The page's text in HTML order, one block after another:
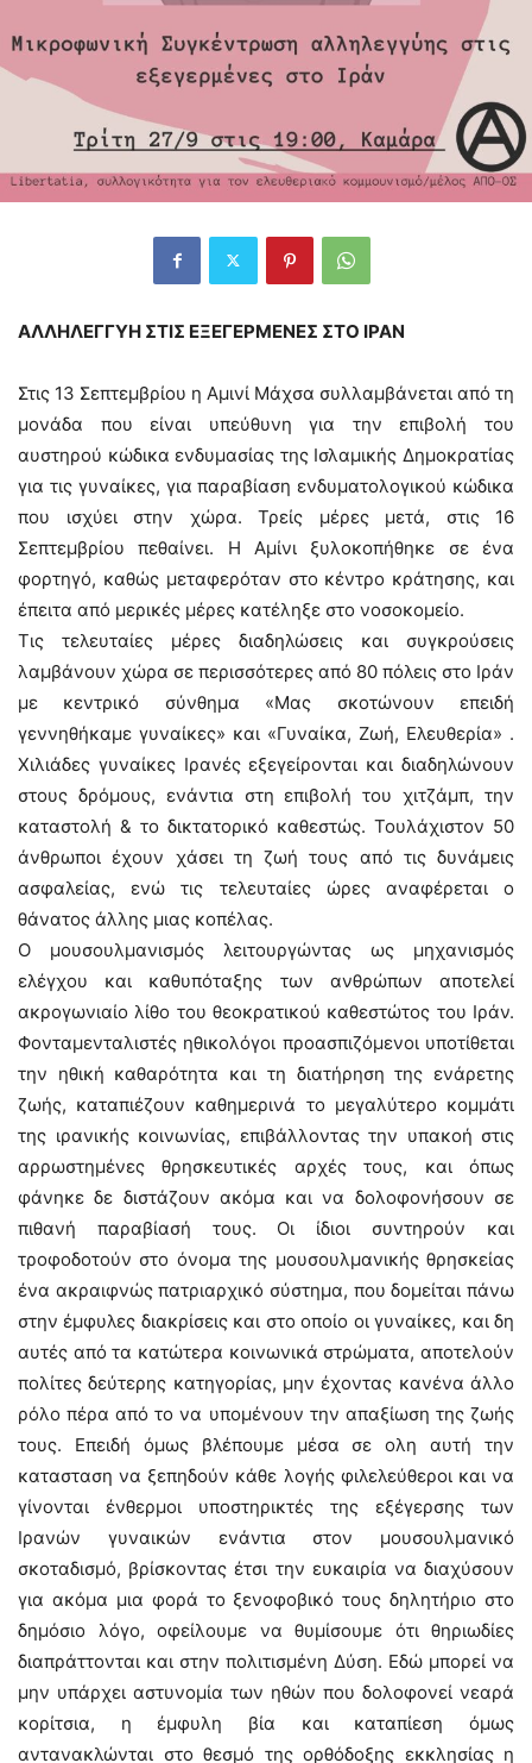
ΑΛΛΗΛΕΓΓΥΗ ΣΤΙΣ ΕΞΕΓΕΡΜΕΝΕΣ ΣΤΟ ΙΡΑΝ
Στις 13 Σεπτεμβρίου η Αμινί Μάχσα συλλαμβάνεται από τη
μονάδα που είναι υπεύθυνη για την επιβολή του
αυστηρού κώδικα ενδυμασίας της Ισλαμικής Δημοκρατίας
για τις γυναίκες, για παραβίαση ενδυματολογικού κώδικα
που ισχύει στην χώρα. Τρείς μέρες μετά, στις 16
Σεπτεμβρίου πεθαίνει. Η Αμίνι ξυλοκοπήθηκε σε ένα
φορτηγό, καθώς μεταφερόταν στο κέντρο κράτησης, και
έπειτα από μερικές μέρες κατέληξε στο νοσοκομείο.
Τις τελευταίες μέρες διαδηλώσεις και συγκρούσεις
λαμβάνουν χώρα σε περισσότερες από 80 πόλεις στο Ιράν
με κεντρικό σύνθημα «Μας σκοτώνουν επειδή
γεννηθήκαμε γυναίκες» και «Γυναίκα, Ζωή, Ελευθερία» .
Χιλιάδες γυναίκες Ιρανές εξεγείρονται και διαδηλώνουν
στους δρόμους, ενάντια στη επιβολή του χιτζάμπ, την
καταστολή & το δικτατορικό καθεστώς. Τουλάχιστον 50
άνθρωποι έχουν χάσει τη ζωή τους από τις δυνάμεις
ασφαλείας, ενώ τις τελευταίες ώρες αναφέρεται ο
θάνατος άλλης μιας κοπέλας.
Ο μουσουλμανισμός λειτουργώντας ως μηχανισμός
ελέγχου και καθυπόταξης των ανθρώπων αποτελεί
ακρογωνιαίο λίθο του θεοκρατικού καθεστώτος του Ιράν.
Φονταμενταλιστές ηθικολόγοι προασπιζόμενοι υποτίθεται
την ηθική καθαρότητα και τη διατήρηση της ενάρετης
ζωής, καταπιέζουν καθημερινά το μεγαλύτερο κομμάτι
της ιρανικής κοινωνίας, επιβάλλοντας την υπακοή στις
αρρωστημένες θρησκευτικές αρχές τους, και όπως
φάνηκε δε διστάζουν ακόμα και να δολοφονήσουν σε
πιθανή παραβίασή τους. Οι ίδιοι συντηρούν και
τροφοδοτούν στο όνομα της μουσουλμανικής θρησκείας
ένα ακραιφνώς πατριαρχικό σύστημα, που δομείται πάνω
στην έμφυλες διακρίσεις και στο οποίο οι γυναίκες, και δη
αυτές από τα κατώτερα κοινωνικά στρώματα, αποτελούν
πολίτες δεύτερης κατηγορίας, μην έχοντας κανένα άλλο
ρόλο πέρα από το να υπομένουν την απαξίωση της ζωής
τους. Επειδή όμως βλέπουμε μέσα σε ολη αυτή την
κατασταση να ξεπηδούν κάθε λογής φιλελεύθεροι και να
γίνονται ένθερμοι υποστηρικτές της εξέγερσης των
Ιρανών γυναικών ενάντια στον μουσουλμανικό
σκοταδισμό, βρίσκοντας έτσι την ευκαιρία να διαχύσουν
για ακόμα μια φορά το ξενοφοβικό τους δηλητήριο στο
δημόσιο λόγο, οφείλουμε να θυμίσουμε ότι θηριωδίες
διαπράττονται και στην πολιτισμένη Δύση. Εδώ μπορεί να
μην υπάρχει αστυνομία των ηθών που δολοφονεί νεαρά
κορίτσια, η έμφυλη βία και καταπίεση όμως
αντανακλώνται στο θεσμό της ορθόδοξης εκκλησίας η